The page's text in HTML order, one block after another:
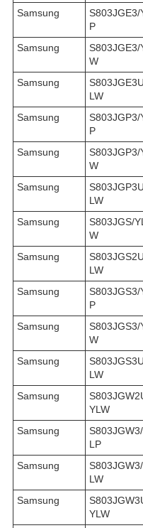
Samsung
S803JGE3/
P
Samsung
S803JGE3/
W
Samsung
LW
Samsung
S803JGP3/
P
Samsung
S803JGP3/
W
Samsung
LW
Samsung
S803JGS/YL
W
Samsung
LW
Samsung
S803JGS3/
P
Samsung
S803JGS3/
W
Samsung
LW
Samsung
YLW
Samsung
LP
Samsung
LW
Samsung
YLW